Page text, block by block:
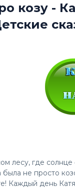
козу -
лесу, где
была не просто
Каждый день